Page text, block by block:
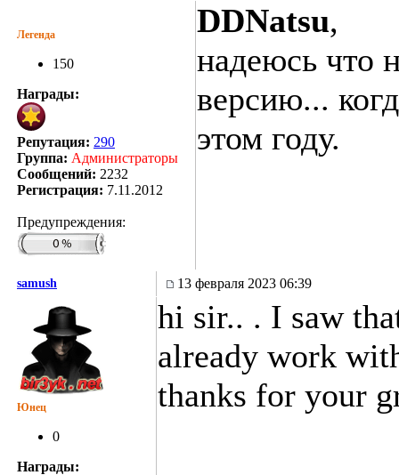
Легенда
150
Награды:
Репутация: 290
Группа: Администраторы
Сообщений: 2232
Регистрация: 7.11.2012
Предупреждения:
DDNatsu,
надеюсь что
версию...
этом году.
samush 13 февраля 2023 06:39
Юнец
0
Награды:
hi sir.. . I saw
already work
thanks for your